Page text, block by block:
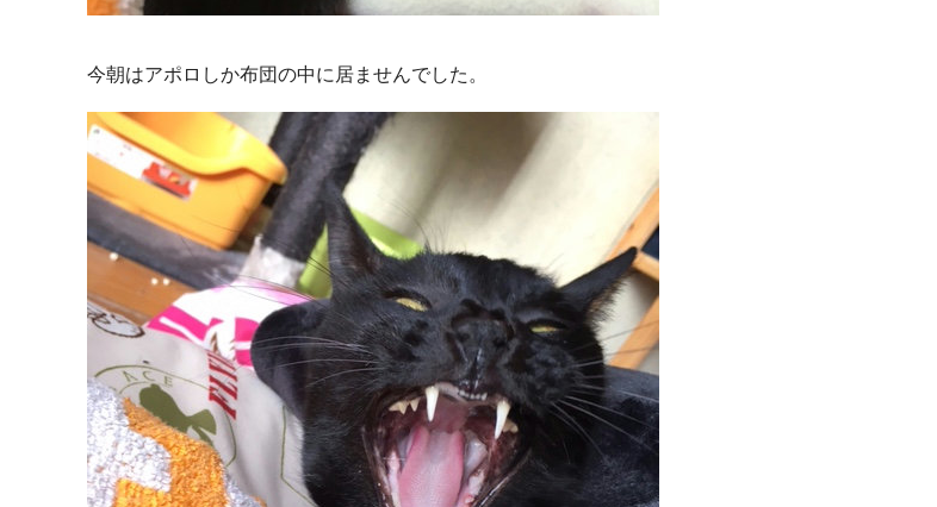
今朝はアポロしか布団の中に居ませんでした。